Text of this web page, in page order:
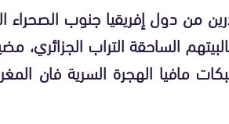
من دول إفريقيا جنوب الصحراء
الساحقة التراب الجزائري،
مافيا الهجرة السرية فان